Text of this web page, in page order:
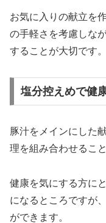
お気に入りの献立を
の手軽さを考慮しな
することが大切です。
塩分控えめで健
豚汁をメインにした
理を組み合わせるこ
健康を気にする方に
になるところですが
ができます。